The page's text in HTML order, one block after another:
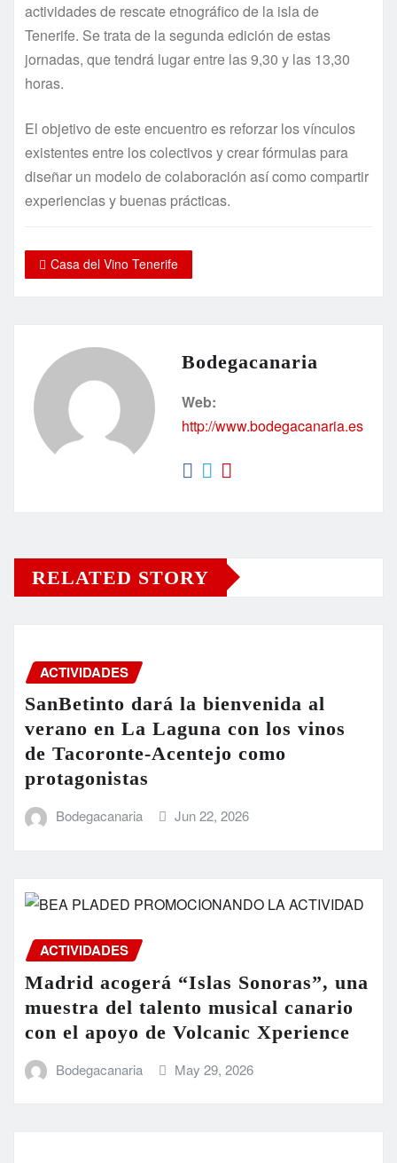
actividades de rescate etnográfico de la isla de
Tenerife. Se trata de la segunda edición de estas
jornadas, que tendrá lugar entre las 9,30 y las 13,30
horas.
El objetivo de este encuentro es reforzar los vínculos
existentes entre los colectivos y crear fórmulas para
diseñar un modelo de colaboración así como compartir
experiencias y buenas prácticas.
Casa del Vino Tenerife
Bodegacanaria
Web:
http://www.bodegacanaria.es
RELATED STORY
ACTIVIDADES
SanBetinto dará la bienvenida al
verano en La Laguna con los vinos
de Tacoronte-Acentejo como
protagonistas
Bodegacanaria Jun 22, 2026
ACTIVIDADES
Madrid acogerá “Islas Sonoras”, una
muestra del talento musical canario
con el apoyo de Volcanic Xperience
Bodegacanaria May 29, 2026